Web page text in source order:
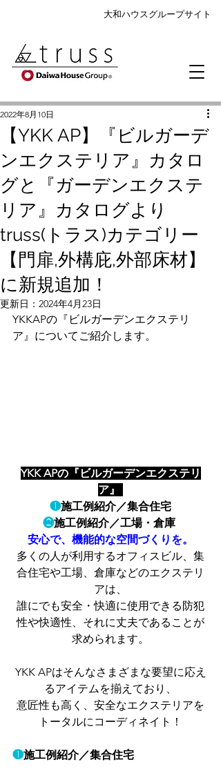
大和ハウスグループサイト
【YKK AP】『ビルガーデ
ンエクステリア』カタロ
グと『ガーデンエクステ
リア』カタログより
truss(トラス)カテゴリー
【門扉,外構庇,外部床材】
に新規追加！
2022年8月10日
更新日： 2024年4月23日
YKKAPの『ビルガーデンエクステリ
ア』についてご紹介します。
YKK APの『ビルガーデンエクステリ
ア』
❶施工例紹介／集合住宅
❷施工例紹介／工場・倉庫
安心で、機能的な空間づくりを。
多くの人が利用するオフィスビル、集
合住宅や工場、倉庫などのエクステリ
アは、
誰にでも安全・快適に使用できる防犯
性や快適性、それに丈夫であることが
求められます。
YKK APはそんなさまざまな要望に応え
るアイテムを揃えており、
意匠性も高く、安全なエクステリアを
トータルにコーディネイト！
❶施工例紹介／集合住宅